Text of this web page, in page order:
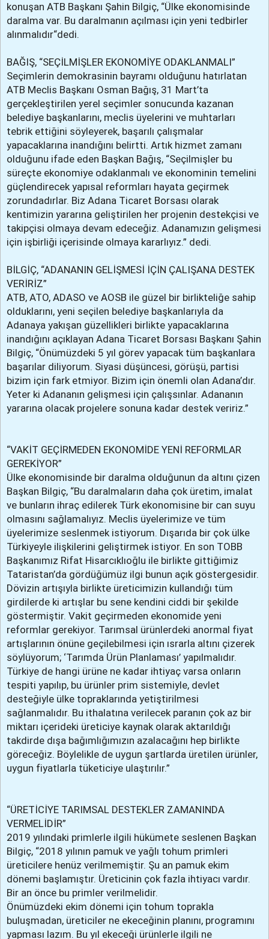
konuşan ATB Başkanı Şahin Bilgiç, “Ülke ekonomisinde
daralma var. Bu daralmanın açılması için yeni tedbirler
alınmalıdır“dedi.
BAĞIŞ, “SEÇİLMİŞLER EKONOMİYE ODAKLANMALI”
Seçimlerin demokrasinin bayramı olduğunu hatırlatan
ATB Meclis Başkanı Osman Bağış, 31 Mart’ta
gerçekleştirilen yerel seçimler sonucunda kazanan
belediye başkanlarını, meclis üyelerini ve muhtarları
tebrik ettiğini söyleyerek, başarılı çalışmalar
yapacaklarına inandığını belirtti. Artık hizmet zamanı
olduğunu ifade eden Başkan Bağış, “Seçilmişler bu
süreçte ekonomiye odaklanmalı ve ekonominin temelini
güçlendirecek yapısal reformları hayata geçirmek
zorundadırlar. Biz Adana Ticaret Borsası olarak
kentimizin yararına geliştirilen her projenin destekçisi ve
takipçisi olmaya devam edeceğiz. Adanamızın gelişmesi
için işbirliği içerisinde olmaya kararlıyız.” dedi.
BİLGİÇ, “ADANANIN GELİŞMESİ İÇİN ÇALIŞANA DESTEK
VERİRİZ”
ATB, ATO, ADASO ve AOSB ile güzel bir birlikteliğe sahip
olduklarını, yeni seçilen belediye başkanlarıyla da
Adanaya yakışan güzellikleri birlikte yapacaklarına
inandığını açıklayan Adana Ticaret Borsası Başkanı Şahin
Bilgiç, “Önümüzdeki 5 yıl görev yapacak tüm başkanlara
başarılar diliyorum. Siyasi düşüncesi, görüşü, partisi
bizim için fark etmiyor. Bizim için önemli olan Adana’dır.
Yeter ki Adananın gelişmesi için çalışsınlar. Adananın
yararına olacak projelere sonuna kadar destek veririz.”
“VAKİT GEÇİRMEDEN EKONOMİDE YENİ REFORMLAR
GEREKİYOR”
Ülke ekonomisinde bir daralma olduğunun da altını çizen
Başkan Bilgiç, “Bu daralmaların daha çok üretim, imalat
ve bunların ihraç edilerek Türk ekonomisine bir can suyu
olmasını sağlamalıyız. Meclis üyelerimize ve tüm
üyelerimize seslenmek istiyorum. Dışarıda bir çok ülke
Türkiyeyle ilişkilerini geliştirmek istiyor. En son TOBB
Başkanımız Rifat Hisarcıklıoğlu ile birlikte gittiğimiz
Tataristan’da gördüğümüz ilgi bunun açık göstergesidir.
Dövizin artışıyla birlikte üreticimizin kullandığı tüm
girdilerde ki artışlar bu sene kendini ciddi bir şekilde
göstermiştir. Vakit geçirmeden ekonomide yeni
reformlar gerekiyor. Tarımsal ürünlerdeki anormal fiyat
artışlarının önüne geçilebilmesi için ısrarla altını çizerek
söylüyorum; ‘Tarımda Ürün Planlaması’ yapılmalıdır.
Türkiye de hangi ürüne ne kadar ihtiyaç varsa onların
tespiti yapılıp, bu ürünler prim sistemiyle, devlet
desteğiyle ülke topraklarında yetiştirilmesi
sağlanmalıdır. Bu ithalatına verilecek paranın çok az bir
miktarı içerideki üreticiye kaynak olarak aktarıldığı
takdirde dışa bağımlığımızın azalacağını hep birlikte
göreceğiz. Böylelikle de uygun şartlarda üretilen ürünler,
uygun fiyatlarla tüketiciye ulaştırılır.”
“ÜRETİCİYE TARIMSAL DESTEKLER ZAMANINDA
VERMELİDİR”
2019 yılındaki primlerle ilgili hükümete seslenen Başkan
Bilgiç, “2018 yılının pamuk ve yağlı tohum primleri
üreticilere henüz verilmemiştir. Şu an pamuk ekim
dönemi başlamıştır. Üreticinin çok fazla ihtiyacı vardır.
Bir an önce bu primler verilmelidir.
Önümüzdeki ekim dönemi için tohum toprakla
buluşmadan, üreticiler ne ekeceğinin planını, programını
yapması lazım. Bu yıl ekeceği ürünlerle ilgili ne